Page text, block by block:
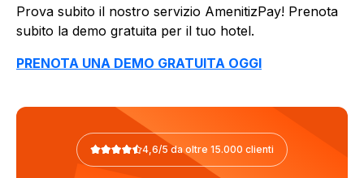
Prova subito il nostro servizio AmenitizPay! Prenota
subito la demo gratuita per il tuo hotel.
PRENOTA UNA DEMO GRATUITA OGGI
4,6/5 da oltre 15.000 clienti